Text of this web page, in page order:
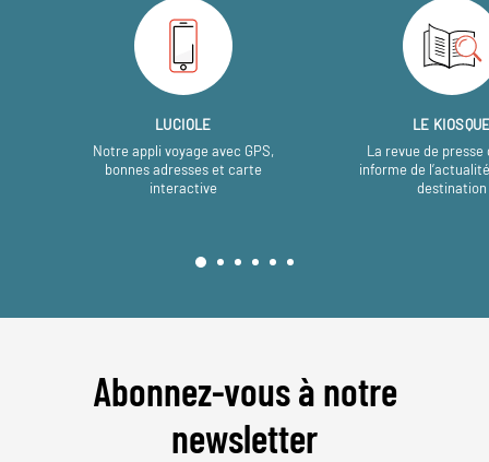
LUCIOLE
Notre appli voyage avec GPS,
bonnes adresses et carte
interactive
LE
La revue de presse
informe de
destination
Abonnez-vous à notre
newsletter